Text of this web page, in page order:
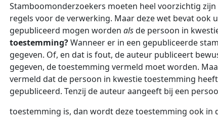
Stamboomonderzoekers moeten heel voorzichtig
regels voor de verwerking. Maar deze wet bevat ook
gepubliceerd mogen worden alsde persoon in
toestemming?Wanneer er in een gepubliceerde
gegeven. Of, en dat is fout, de auteur publiceert
gegeven, de toestemming vermeld moet worden.
vermeld dat de persoon in kwestie toestemming
gepubliceerd. Tenzij de auteur aangeeft bij een
toestemming is, dan wordt deze toestemming ook in